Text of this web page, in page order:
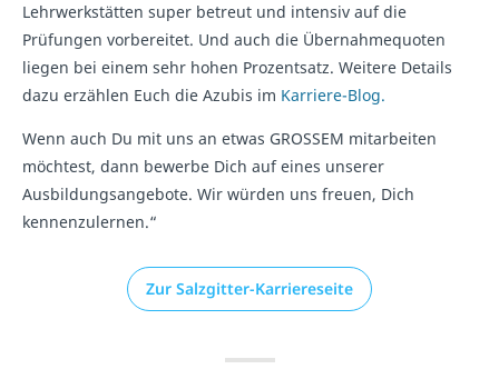
Lehrwerkstätten super betreut und intensiv auf die
Prüfungen vorbereitet. Und auch die Übernahmequoten
liegen bei einem sehr hohen Prozentsatz. Weitere Details
dazu erzählen Euch die Azubis im Karriere-Blog.
Wenn auch Du mit uns an etwas GROSSEM mitarbeiten
möchtest, dann bewerbe Dich auf eines unserer
Ausbildungsangebote. Wir würden uns freuen, Dich
kennenzulernen.“
Zur Salzgitter-Karriereseite